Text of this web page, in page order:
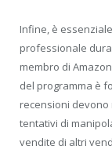
Infine, è
professionale
membro di
del programma è
recensioni devono
tentativi di
vendite di altri